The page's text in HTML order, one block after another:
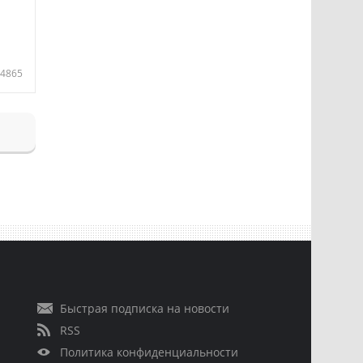
4865
Быстрая подписка на новости
RSS
Политика конфиденциальности